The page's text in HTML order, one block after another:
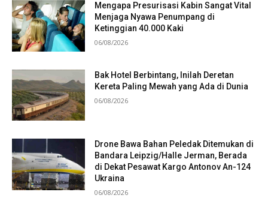
Mengapa Presurisasi Kabin Sangat Vital
Menjaga Nyawa Penumpang di
Ketinggian 40.000 Kaki
06/08/2026
Bak Hotel Berbintang, Inilah Deretan
Kereta Paling Mewah yang Ada di Dunia
06/08/2026
Drone Bawa Bahan Peledak Ditemukan di
Bandara Leipzig/Halle Jerman, Berada
di Dekat Pesawat Kargo Antonov An-124
Ukraina
06/08/2026